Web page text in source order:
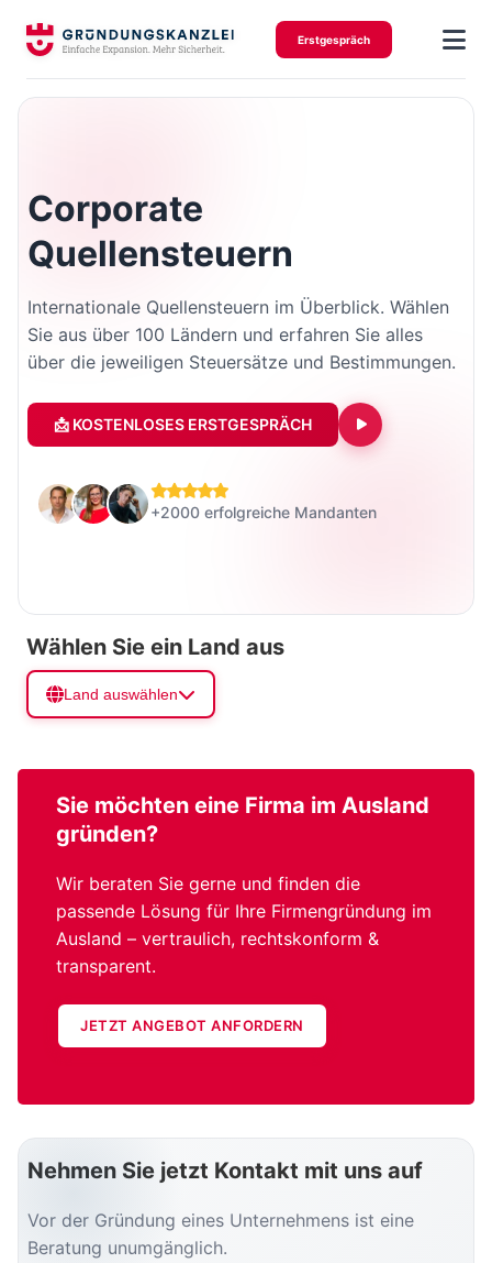
Erstgespräch
Corporate
Quellensteuern
Internationale Quellensteuern im Überblick. Wählen
Sie aus über 100 Ländern und erfahren Sie alles
über die jeweiligen Steuersätze und Bestimmungen.
📩 KOSTENLOSES ERSTGESPRÄCH
+2000 erfolgreiche Mandanten
Wählen Sie ein Land aus
Land auswählen
Sie möchten eine Firma im Ausland
gründen?
Wir beraten Sie gerne und finden die
passende Lösung für Ihre Firmengründung im
Ausland – vertraulich, rechtskonform &
transparent.
JETZT ANGEBOT ANFORDERN
Nehmen Sie jetzt Kontakt mit uns auf
Vor der Gründung eines Unternehmens ist eine
Beratung unumgänglich.